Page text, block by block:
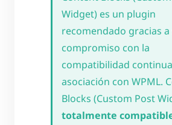
Widget) es un plugin
recomendado gracias a
compromiso con la
compatibilidad
asociación con WPML.
Blocks (Custom Post
totalmente